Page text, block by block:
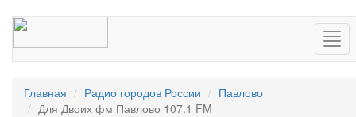
Главная Радио городов России
Павлово
Для Двоих фм Павлово 107.1 FM